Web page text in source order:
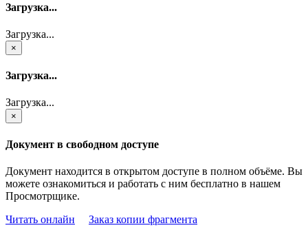
Загрузка...
Загрузка...
×
Загрузка...
Загрузка...
×
Документ в свободном доступе
Документ находится в открытом доступе в полном объёме. Вы
можете ознакомиться и работать с ним бесплатно в нашем
Просмотрщике.
Читать онлайн
Заказ копии фрагмента